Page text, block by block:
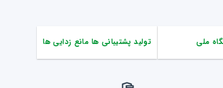
ملی تولید پشتیبانی ها مانع زدایی ها